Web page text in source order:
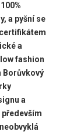
a pyšní se
a
fashion
Borůvkový
a